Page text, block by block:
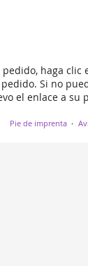
haga clic
Si no
el enlace a su
Pie de imprenta